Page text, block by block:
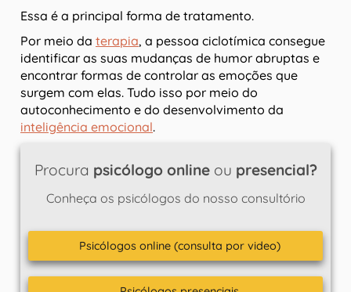
Essa é a principal forma de tratamento.
Por meio da terapia, a pessoa ciclotímica consegue
identificar as suas mudanças de humor abruptas e
encontrar formas de controlar as emoções que
surgem com elas. Tudo isso por meio do
autoconhecimento e do desenvolvimento da
inteligência emocional.
Procura psicólogo onlineou presencial?
Conheça os psicólogos do nosso consultório
Psicólogos online (consulta por video)